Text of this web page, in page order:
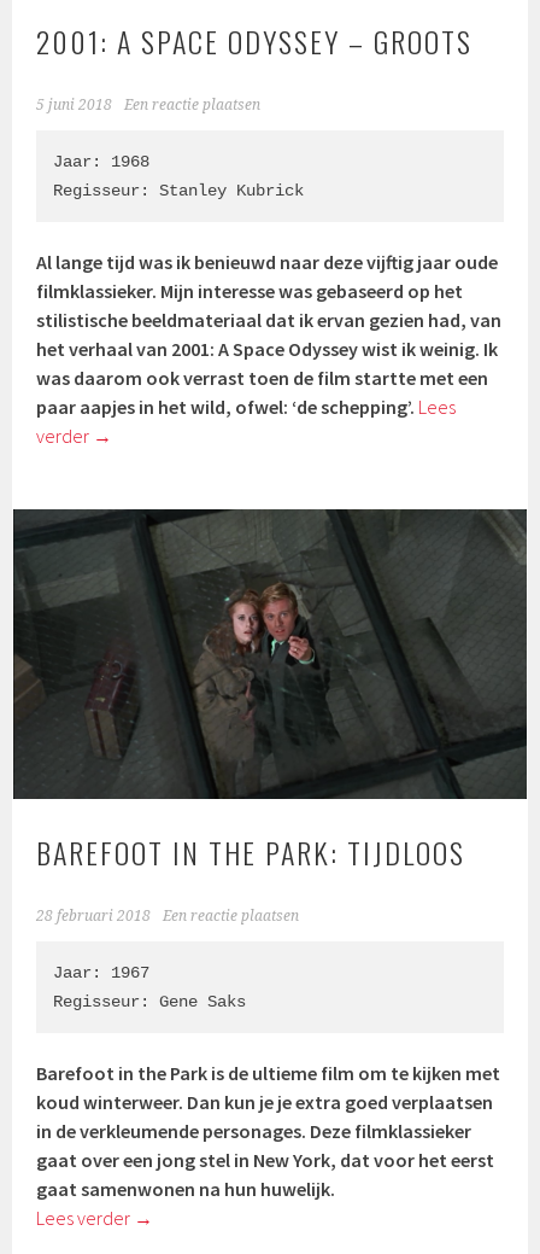
2001: A SPACE ODYSSEY – GROOTS
5 juni 2018 Een reactie plaatsen
Jaar: 1968
Regisseur: Stanley Kubrick
Al lange tijd was ik benieuwd naar deze vijftig jaar oude
filmklassieker. Mijn interesse was gebaseerd op het
stilistische beeldmateriaal dat ik ervan gezien had, van
het verhaal van 2001: A Space Odyssey wist ik weinig. Ik
was daarom ook verrast toen de film startte met een
paar aapjes in het wild, ofwel: ‘de schepping’. Lees
verder →
BAREFOOT IN THE PARK: TIJDLOOS
28 februari 2018 Een reactie plaatsen
Jaar: 1967
Regisseur: Gene Saks
Barefoot in the Park is de ultieme film om te kijken met
koud winterweer. Dan kun je je extra goed verplaatsen
in de verkleumende personages. Deze filmklassieker
gaat over een jong stel in New York, dat voor het eerst
gaat samenwonen na hun huwelijk.
Lees verder →